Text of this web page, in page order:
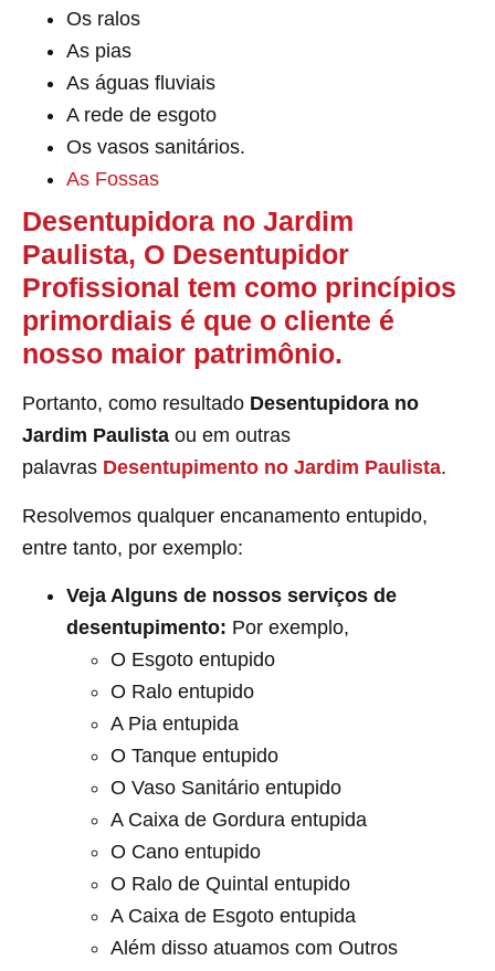
Os ralos
As pias
As águas fluviais
A rede de esgoto
Os vasos sanitários.
As Fossas
Desentupidora no Jardim
Paulista, O Desentupidor
Profissional tem como princípios
primordiais é que o cliente é
nosso maior patrimônio.
Portanto, como resultado Desentupidora no
Jardim Paulista ou em outras
palavras Desentupimento no Jardim Paulista.
Resolvemos qualquer encanamento entupido,
entre tanto, por exemplo:
Veja Alguns de nossos serviços de
desentupimento: Por exemplo,
O Esgoto entupido
O Ralo entupido
A Pia entupida
O Tanque entupido
O Vaso Sanitário entupido
A Caixa de Gordura entupida
O Cano entupido
O Ralo de Quintal entupido
A Caixa de Esgoto entupida
Além disso atuamos com Outros